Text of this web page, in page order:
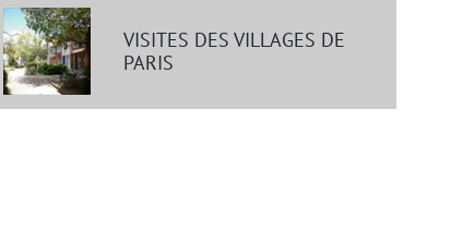
VISITES DES VILLAGES DE
PARIS